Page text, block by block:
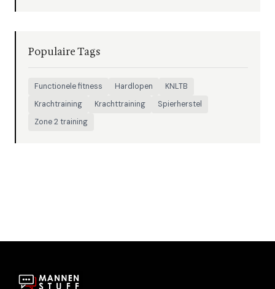
Populaire Tags
Functionele fitness Hardlopen
KNLTB
Krachtraining
Krachttraining
Spierherstel
Zone 2 training